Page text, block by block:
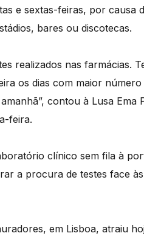
e sextas-feiras, por causa
bares ou discotecas.
realizados nas farmácias.
os dias com maior número
contou à Lusa Ema
feira.
clínico sem fila à
a procura de testes face
em Lisboa, atraiu